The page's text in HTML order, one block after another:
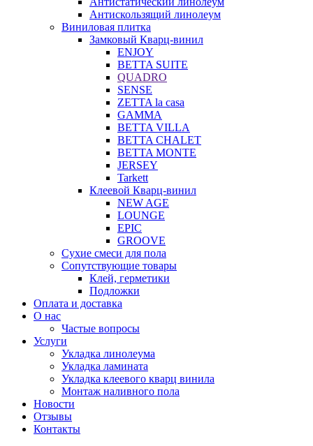
Антискользящий линолеум
Виниловая плитка
Замковый Кварц-винил
ENJOY
BETTA SUITE
QUADRO
SENSE
ZETTA la casa
GAMMA
BETTA VILLA
BETTA CHALET
BETTA MONTE
JERSEY
Tarkett
Клеевой Кварц-винил
NEW AGE
LOUNGE
EPIC
GROOVE
Сухие смеси для пола
Сопутствующие товары
Клей, герметики
Подложки
Оплата и доставка
О нас
Частые вопросы
Услуги
Укладка линолеума
Укладка ламината
Укладка клеевого кварц винила
Монтаж наливного пола
Новости
Отзывы
Контакты